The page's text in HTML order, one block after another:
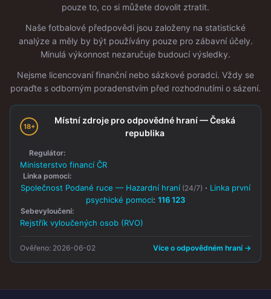
pouze to, co si můžete dovolit ztratit.
Naše fotbalové předpovědi jsou založeny na statistické
analýze a měly by být používány pouze pro zábavní účely.
Minulá výkonnost nezaručuje budoucí výsledky.
Nejsme licencovaní finanční nebo sázkové poradci. Vždy se
poraďte s odborným poradenstvím před rozhodnutími o sázení.
18+
Místní zdroje pro odpovědné hraní — Česká
republika
Regulátor:
Ministerstvo financí ČR
Linka pomoci:
Společnost Podané ruce — Hazardní hraní (24/7) · Linka první
psychické pomoci: 116 123
Sebevyloučení:
Rejstřík vyloučených osob (RVO)
Ověřeno: 2026-06-02 Více o odpovědném hraní →